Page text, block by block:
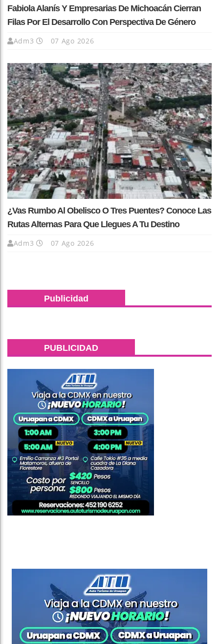
Fabiola Alanís Y Empresarias De Michoacán Cierran
Filas Por El Desarrollo Con Perspectiva De Género
Adm3 07 Ago 2026
¿Vas Rumbo Al Obelisco O Tres Puentes? Conoce Las
Rutas Alternas Para Que Llegues A Tu Destino
Adm3 07 Ago 2026
Publicidad
PUBLICIDAD